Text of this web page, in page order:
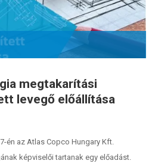
megtakarítási
levegő előállítása
én az Atlas Copco Hungary Kft.
képviselői tartanak egy előadást.